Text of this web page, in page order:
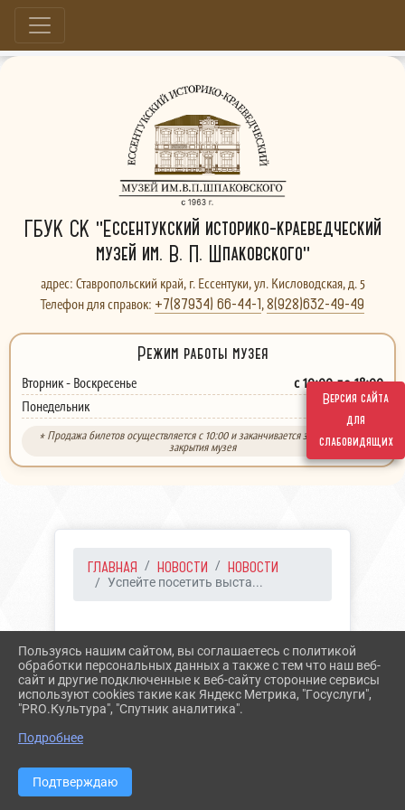
Версия сайта
для
слабовидящих
Больше, чем музей...
ГБУК СК "Ессентукский историко-краеведческий
музей им. В. П. Шпаковского"
адрес: Ставропольский край, г. Ессентуки, ул. Кисловодская, д. 5
Телефон для справок: +7(87934) 66-44-1,8(928)632-49-49
Режим работы музея
Вторник - Воскресенье с 10:00 до 18:00
Понедельник выходной
* Продажа билетов осуществляется с 10:00 и заканчивается за 30 минут до
закрытия музея
ГЛАВНАЯ НОВОСТИ НОВОСТИ
Успейте посетить выста...
УСПЕЙТЕ ПОСЕТИТЬ
ВЫСТАВКУ "НАШ АФОН"!
Пользуясь нашим сайтом, вы соглашаетесь с политикой
обработки персональных данных а также с тем что наш веб-
сайт и другие подключенные к веб-сайту сторонние сервисы
используют cookies такие как Яндекс Метрика, "Госуслуги",
"PRO.Культура", "Спутник аналитика".
Подробнее
Подтверждаю